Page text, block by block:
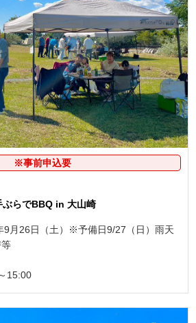
※事前申込要
ぶらでBBQ in 大山崎
9月26日（土）※予備日9/27（日）雨天
等
15:00